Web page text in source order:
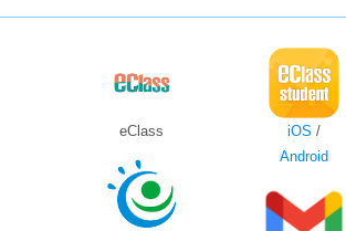
eClass iOS /
Android